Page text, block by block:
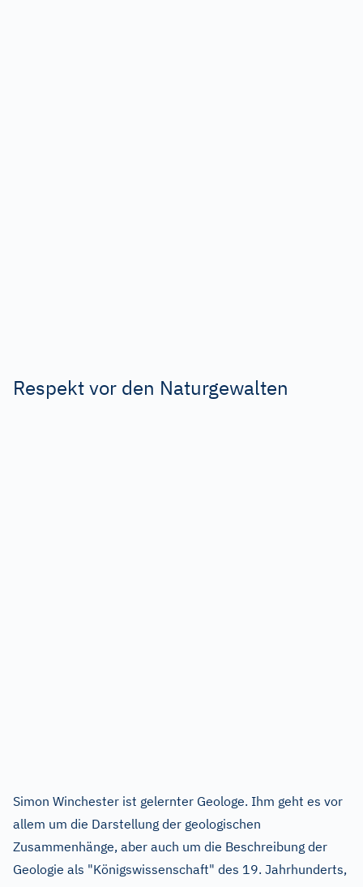
Respekt vor den Naturgewalten
Simon Winchester ist gelernter Geologe. Ihm geht es vor
allem um die Darstellung der geologischen
Zusammenhänge, aber auch um die Beschreibung der
Geologie als "Königswissenschaft" des 19. Jahrhunderts,